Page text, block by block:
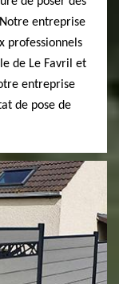
entreprise
professionnels
de Le Favril et
entreprise
de pose de